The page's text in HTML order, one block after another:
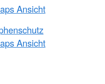
Ansicht
Ansicht